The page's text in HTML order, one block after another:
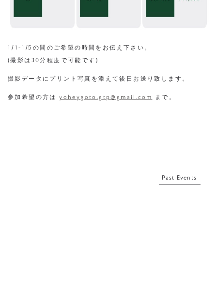
1/1-1/5の間のご希望の時間をお伝え下さい。
(撮影は30分程度で可能です)
撮影データにプリント写真を添えて後日お送り致します。
参加希望の方はyoheygoto.gtp@gmail.com まで。
Past Events